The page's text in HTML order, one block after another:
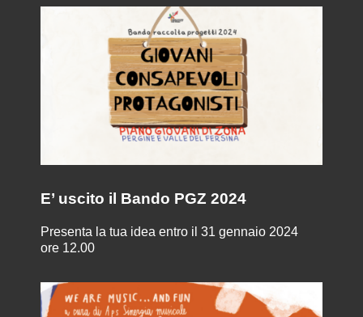
E’ uscito il Bando PGZ 2024
Presenta la tua idea entro il 31 gennaio 2024
ore 12.00